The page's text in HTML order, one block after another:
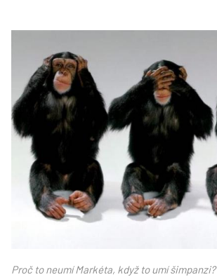
maxresdefault-
2.jpg
Proč to neumí Markéta, když to umí šimpanzi?